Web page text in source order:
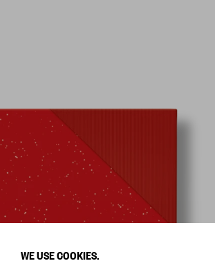
WE USE COOKIES.